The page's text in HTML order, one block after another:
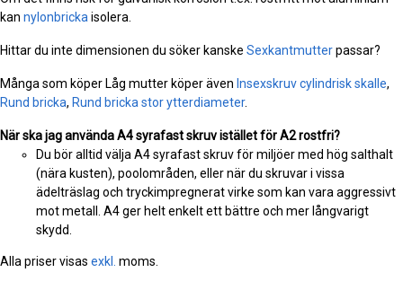
kan nylonbricka isolera.
Hittar du inte dimensionen du söker kanske Sexkantmutterpassar?
Många som köper Låg mutter köper även Insexskruv cylindrisk skalle,
Rund bricka, Rund bricka stor ytterdiameter.
När ska jag använda A4 syrafast skruv istället för A2 rostfri?
Du bör alltid välja A4 syrafast skruv för miljöer med hög salthalt
(nära kusten), poolområden, eller när du skruvar i vissa
ädelträslag och tryckimpregnerat virke som kan vara aggressivt
mot metall. A4 ger helt enkelt ett bättre och mer långvarigt
skydd.
Alla priser visas exkl. moms.